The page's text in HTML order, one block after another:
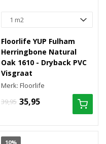
Floorlife YUP Fulham
Herringbone Natural
Oak 1610 - Dryback PVC
Visgraat
Merk: Floorlife
39,95 35,95
10%